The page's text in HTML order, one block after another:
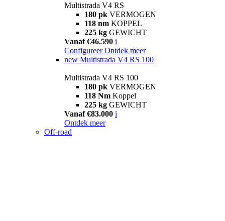
Multistrada V4 RS
180 pk VERMOGEN
118 nm KOPPEL
225 kg GEWICHT
Vanaf €46.590 i
Configureer Ontdek meer
new Multistrada V4 RS 100
Multistrada V4 RS 100
180 pk VERMOGEN
118 Nm Koppel
225 kg GEWICHT
Vanaf €83.000 i
Ontdek meer
Off-road